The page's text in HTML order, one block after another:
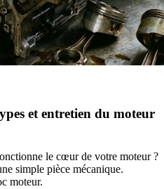
et entretien du moteur
le cœur de votre moteur ?
simple pièce mécanique.
moteur.